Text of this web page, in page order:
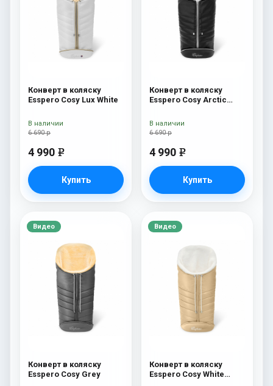
Конверт в коляску
Esspero Cosy Lux White
6 690 р
4 990 e
Купить
В наличии
Конверт в коляску
Esspero Cosy Arctic
6 690 р
4 990 e
Купить
В наличии
Видео
Конверт в коляску
Esspero Cosy Grey
Видео
Конверт в коляску
Esspero Cosy White